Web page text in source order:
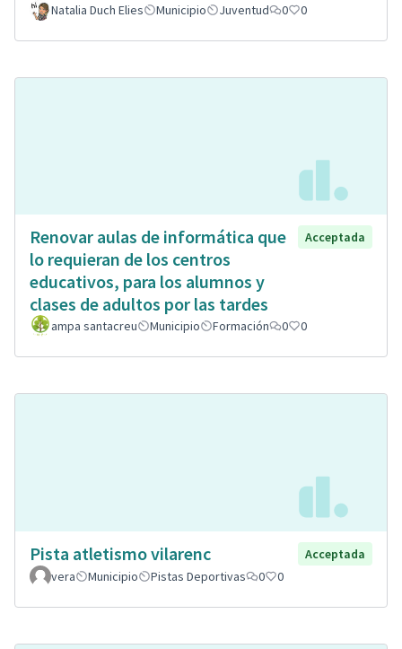
Natalia Duch Elies
Municipio Juventud 0 0
Renovar aulas de informática que
lo requieran de los centros
educativos, para los alumnos y
clases de adultos por las tardes
Acceptada
ampa santacreu Municipio Formación 0 0
Pista atletismo vilarenc
Acceptada
vera
Municipio Pistas Deportivas 0 0